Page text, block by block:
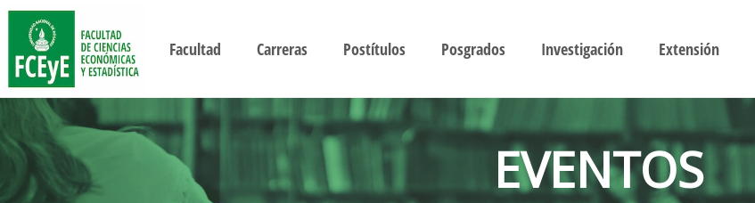
Facultad Carreras Postítulos Posgrados Investigación Extensión
EVENTOS